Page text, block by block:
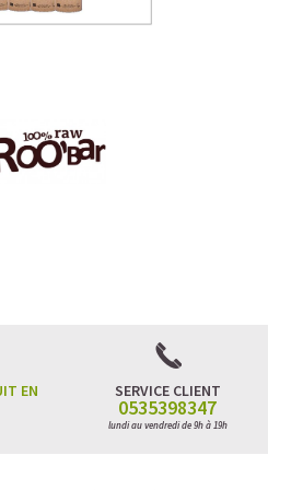
avec des édulcorants naturels
javanais. Bien sur, comme tous
et fait en sorte qu'il y ait une
EN
SERVICE CLIENT
0535398347
lundi au vendredi de 9h à 19h